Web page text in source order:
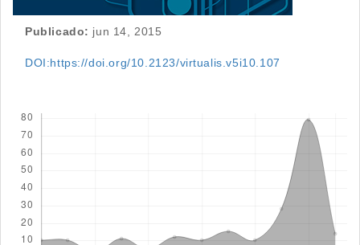
Publicado: jun 14, 2015
DOI:https://doi.org/10.2123/virtualis.v5i10.107